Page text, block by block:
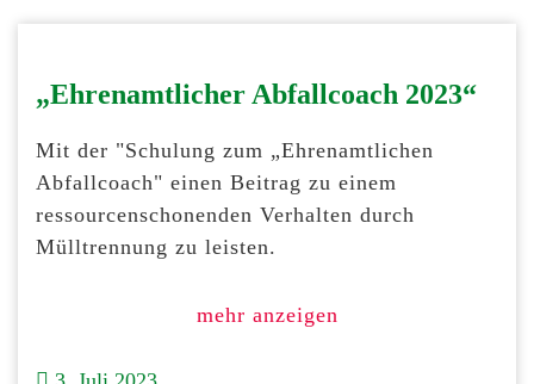
„Ehrenamtlicher Abfallcoach 2023“
Mit der "Schulung zum „Ehrenamtlichen
Abfallcoach" einen Beitrag zu einem
ressourcenschonenden Verhalten durch
Mülltrennung zu leisten.
mehr anzeigen